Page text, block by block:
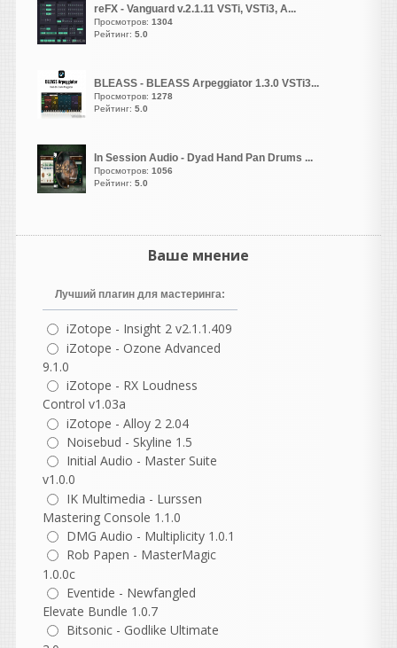
меня с кейгеном... Давно
как то в старой 10 еще все
активировалась. Даже
сейчас из списка там
в свойствах не помогает..
Странно..
vangog171
Странно что кейген
перестал запускаться
нажимаешь.. Чудеса прям
какие то
guter
написал 06.08.2026 в22:37
не согласна с этим
комментарием, но
понимаю, откуда он взялся.
В нем есть доля
ностальгии, но как
описание реальности он
сильно идеализирован.
Разберем по частям.
«Как же было спокойно до
появления компа...»
На самом деле не совсем.
Да, компьютеров не было,
reFX - Vanguard v.2.1.11 VSTi, VSTi3, A...
Просмотров: 1304
Рейтинг: 5.0
BLEASS - BLEASS Arpeggiator 1.3.0 VSTi3...
Просмотров: 1278
Рейтинг: 5.0
In Session Audio - Dyad Hand Pan Drums ...
Просмотров: 1056
Рейтинг: 5.0
Ваше мнение
Лучший плагин для мастеринга:
iZotope - Insight 2 v2.1.1.409
iZotope - Ozone Advanced
9.1.0
iZotope - RX Loudness
Control v1.03a
iZotope - Alloy 2 2.04
Noisebud - Skyline 1.5
Initial Audio - Master Suite
v1.0.0
IK Multimedia - Lurssen
Mastering Console 1.1.0
DMG Audio - Multiplicity 1.0.1
Rob Papen - MasterMagic
1.0.0c
Eventide - Newfangled
Elevate Bundle 1.0.7
Bitsonic - Godlike Ultimate